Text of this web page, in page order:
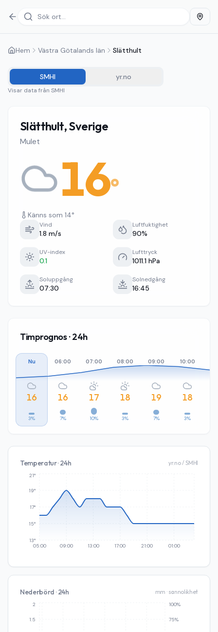
Hem Västra Götalands län Slätthult
SMHI yr.no
Visar data från SMHI
Slätthult, Sverige
Mulet
16°
Känns som 14°
Vind
1.8 m/s
Luftfuktighet
90%
UV-index
0.1
Lufttryck
1011.1 hPa
Soluppgång
07:30
Solnedgång
16:45
Timprognos · 24h
Nu
16
3%
06:00
16
7%
07:00
17
10%
08:00
18
3%
09:00
19
7%
10:00
18
3%
Temperatur · 24h yr.no / SMHI
05:00 09:00 13:00 17:00 21:00 01:00
13°
15°
17°
19°
21°
Nederbörd · 24h mm · sannolikhet
1.5
2
75%
100%